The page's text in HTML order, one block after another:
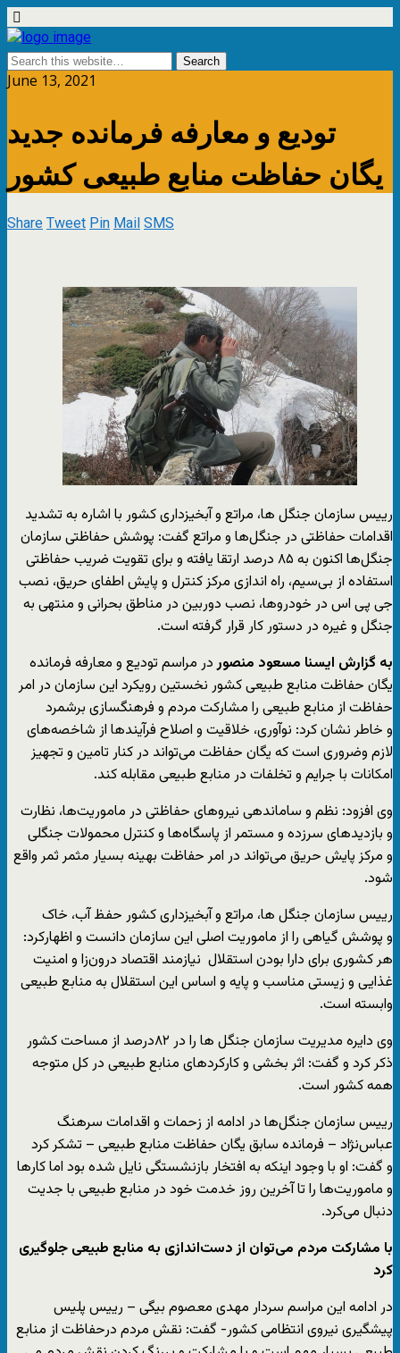
June 13, 2021
تودیع و معارفه فرمانده جدید
یگان حفاظت منابع طبیعی کشور
ShareTweetPinMailSMS
رییس سازمان جنگل ها، مراتع و آبخیزداری کشور با اشاره به تشدید
اقدامات حفاظتی در جنگل‌ها و مراتع گفت: پوشش حفاظتی سازمان
جنگل‌ها اکنون به ۸۵ درصد ارتقا یافته و برای تقویت ضریب حفاظتی
استفاده از بی‌سیم، راه اندازی مرکز کنترل و پایش اطفای حریق، نصب
جی پی اس در خودروها، نصب دوربین در مناطق بحرانی و منتهی به
جنگل و غیره در دستور کار قرار گرفته است.
به گزارش ایسنا مسعود منصوردر مراسم تودیع و معارفه فرمانده
یگان حفاظت منابع طبیعی کشور نخستین رویکرد این سازمان در امر
حفاظت از منابع طبیعی را مشارکت مردم و فرهنگسازی برشمرد
و خاطر نشان کرد: نوآوری، خلاقیت و اصلاح فرآیندها از شاخصه‌های
لازم وضروری است که یگان حفاظت می‌تواند در کنار تامین و تجهیز
امکانات با جرایم و تخلفات در منابع طبیعی مقابله کند.
وی افزود: نظم و ساماندهی نیروهای حفاظتی در ماموریت‌ها، نظارت
و بازدیدهای سرزده و مستمر از پاسگاه‌ها و کنترل محمولات جنگلی
و مرکز پایش حریق می‌تواند در امر حفاظت بهینه بسیار مثمر ثمر واقع
شود.
رییس سازمان جنگل ها، مراتع و آبخیزداری کشور حفظ آب، خاک
و پوشش گیاهی را از ماموریت اصلی این سازمان دانست و اظهارکرد:
هر کشوری برای دارا بودن استقلال نیازمند اقتصاد درون‌زا و امنیت
غذایی و زیستی مناسب و پایه و اساس این استقلال به منابع طبیعی
وابسته است.
وی دایره مدیریت سازمان جنگل ها را در ۸۲درصد از مساحت کشور
ذکر کرد و گفت: اثر بخشی و کارکردهای منابع طبیعی در کل متوجه
همه کشور است.
رییس سازمان جنگل‌ها در ادامه از زحمات و اقدامات سرهنگ
عباس‌نژاد – فرمانده سابق یگان حفاظت منابع طبیعی – تشکر کرد
و گفت: او با وجود اینکه به افتخار بازنشستگی نایل شده بود اما کارها
و ماموریت‌ها را تا آخرین روز خدمت خود در منابع طبیعی با جدیت
دنبال می‌کرد.
با مشارکت مردم می‌توان از دست‌اندازی به منابع طبیعی جلوگیری
کرد
در ادامه این مراسم سردار مهدی معصوم بیگی – رییس پلیس
پیشگیری نیروی انتظامی کشور- گفت: نقش مردم درحفاظت از منابع